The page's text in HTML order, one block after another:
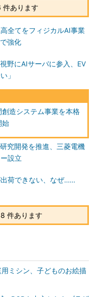
件あります
全てをフィジカルAI事業
強化
野にAIサーバに参入、EV
」
造システム事業を本格
始
究開発を推進、三菱電機
設立
荷できない、なぜ……
件あります
ミシン、子どものお絵描